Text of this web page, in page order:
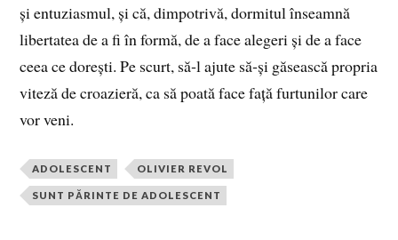
și entuziasmul, și că, dimpotrivă, dormitul înseamnă
libertatea de a fi în formă, de a face alegeri și de a face
ceea ce dorești. Pe scurt, să‑l ajute să‑și găsească propria
viteză de croazieră, ca să poată face față furtunilor care
vor veni.
ADOLESCENT OLIVIER REVOL
SUNT PĂRINTE DE ADOLESCENT